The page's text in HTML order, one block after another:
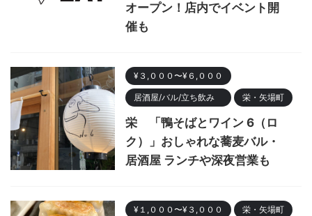
オープン！店内でイベント開
催も
¥３,０００〜¥６,０００
居酒屋/バル/立ち飲み 栄・矢場町
栄 「鴨そばとワイン 6（ロ
ク）」おしゃれな蕎麦バル・
居酒屋 ランチや深夜営業も
¥１,０００〜¥３,０００ 栄・矢場町